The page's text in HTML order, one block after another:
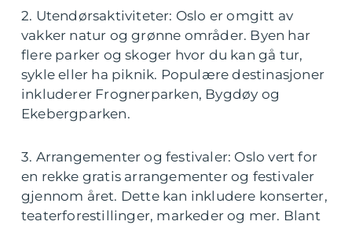
2. Utendørsaktiviteter: Oslo er omgitt av
vakker natur og grønne områder. Byen har
flere parker og skoger hvor du kan gå tur,
sykle eller ha piknik. Populære destinasjoner
inkluderer Frognerparken, Bygdøy og
Ekebergparken.
3. Arrangementer og festivaler: Oslo vert for
en rekke gratis arrangementer og festivaler
gjennom året. Dette kan inkludere konserter,
teaterforestillinger, markeder og mer. Blant